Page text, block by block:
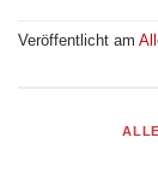
Veröffentlicht am